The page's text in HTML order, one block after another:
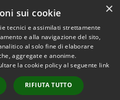
Copyright © 2026 • Comune di
San Pietro Apostolo • Powered
byMunicipium
Accesso
redazione
×
sui cookie
tecnici e assimilati strettamente
e alla navigazione del sito,
al solo fine di elaborare
aggregate e anonime.
la cookie policy al seguente link
RIFIUTA TUTTO